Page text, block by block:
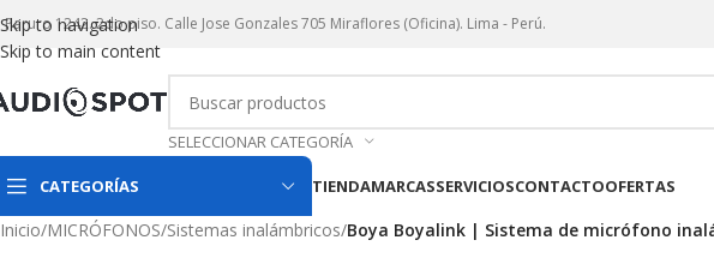
Skip to navigation
Skip to main content
Paruro 1242. 2do piso. Calle Jose Gonzales 705 Miraflores (Oficina). Lima - Perú.
SELECCIONAR CATEGORÍA
CATEGORÍAS TIENDAMARCASSERVICIOSCONTACTOOFERTAS
Inicio/MICRÓFONOS/Sistemas inalámbricos/Boya Boyalink | Sistema de micrófono